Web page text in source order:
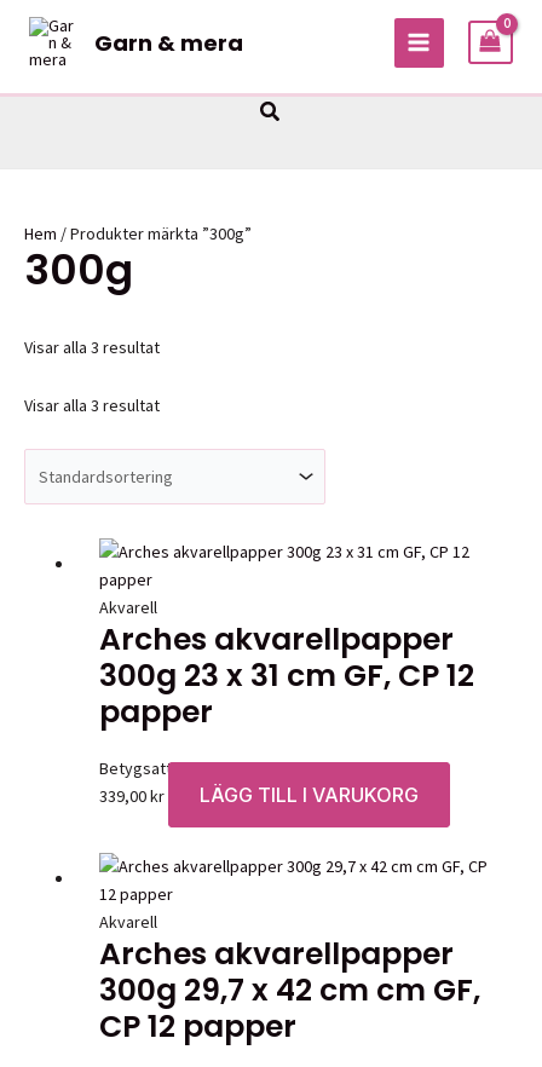
Hoppa
innehåll
Garn & mera
MAIN
Sök
Hem / Produkter märkta ”300g”
300g
Visar alla 3 resultat
Visar alla 3 resultat
Akvarell
Arches akvarellpapper
300g 23 x 31 cm GF, CP 12
papper
Betygsatt0av 5
339,00kr LÄGG TILL I VARUKORG
Akvarell
Arches akvarellpapper
300g 29,7 x 42 cm cm GF,
CP 12 papper